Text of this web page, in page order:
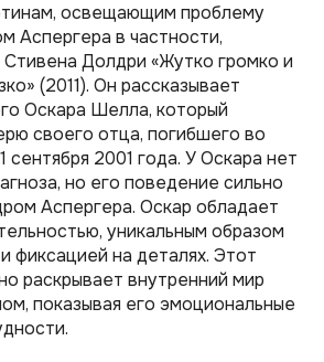
освещающим проблему
Аспергера в частности,
Долдри «Жутко громко и
(2011). Он рассказывает
Оскара Шелла, который
своего отца, погибшего во
сентября 2001 года. У Оскара нет
но его поведение сильно
Аспергера. Оскар обладает
уникальным образом
фиксацией на деталях. Этот
раскрывает внутренний мир
показывая его эмоциональные